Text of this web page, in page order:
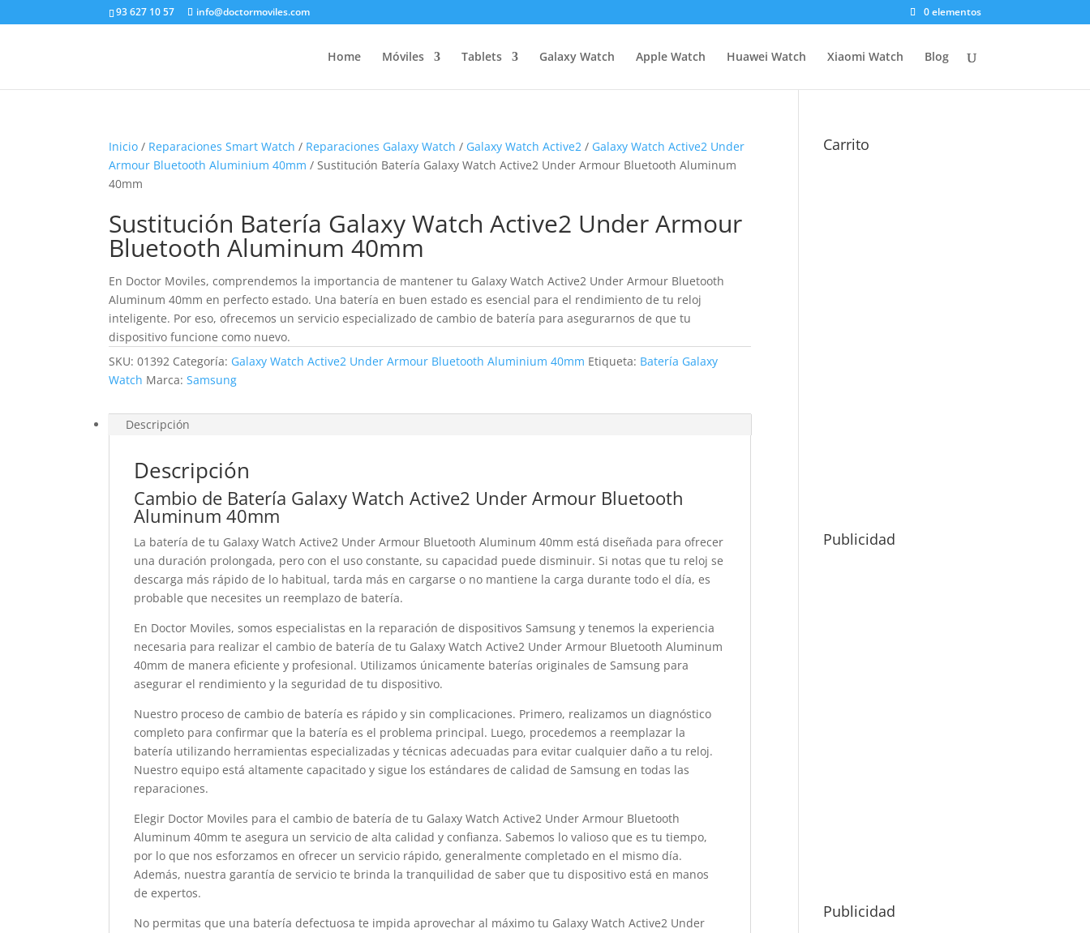
93 627 10 57 info@doctormoviles.com 0 elementos
Home Móviles Tablets Galaxy Watch Apple Watch Huawei Watch Xiaomi Watch Blog
Inicio / Reparaciones Smart Watch / Reparaciones Galaxy Watch / Galaxy Watch Active2 / Galaxy Watch Active2 Under
Armour Bluetooth Aluminium 40mm / Sustitución Batería Galaxy Watch Active2 Under Armour Bluetooth Aluminum
40mm
Sustitución Batería Galaxy Watch Active2 Under Armour
Bluetooth Aluminum 40mm
En Doctor Moviles, comprendemos la importancia de mantener tu Galaxy Watch Active2 Under Armour Bluetooth
Aluminum 40mm en perfecto estado. Una batería en buen estado es esencial para el rendimiento de tu reloj
inteligente. Por eso, ofrecemos un servicio especializado de cambio de batería para asegurarnos de que tu
dispositivo funcione como nuevo.
SKU:01392 Categoría: Galaxy Watch Active2 Under Armour Bluetooth Aluminium 40mm Etiqueta: Batería Galaxy
Watch Marca:Samsung
Descripción
Descripción
Cambio de Batería Galaxy Watch Active2 Under Armour Bluetooth
Aluminum 40mm
La batería de tu Galaxy Watch Active2 Under Armour Bluetooth Aluminum 40mm está diseñada para ofrecer
una duración prolongada, pero con el uso constante, su capacidad puede disminuir. Si notas que tu reloj se
descarga más rápido de lo habitual, tarda más en cargarse o no mantiene la carga durante todo el día, es
probable que necesites un reemplazo de batería.
En Doctor Moviles, somos especialistas en la reparación de dispositivos Samsung y tenemos la experiencia
necesaria para realizar el cambio de batería de tu Galaxy Watch Active2 Under Armour Bluetooth Aluminum
40mm de manera eficiente y profesional. Utilizamos únicamente baterías originales de Samsung para
asegurar el rendimiento y la seguridad de tu dispositivo.
Nuestro proceso de cambio de batería es rápido y sin complicaciones. Primero, realizamos un diagnóstico
completo para confirmar que la batería es el problema principal. Luego, procedemos a reemplazar la
batería utilizando herramientas especializadas y técnicas adecuadas para evitar cualquier daño a tu reloj.
Nuestro equipo está altamente capacitado y sigue los estándares de calidad de Samsung en todas las
reparaciones.
Elegir Doctor Moviles para el cambio de batería de tu Galaxy Watch Active2 Under Armour Bluetooth
Aluminum 40mm te asegura un servicio de alta calidad y confianza. Sabemos lo valioso que es tu tiempo,
por lo que nos esforzamos en ofrecer un servicio rápido, generalmente completado en el mismo día.
Además, nuestra garantía de servicio te brinda la tranquilidad de saber que tu dispositivo está en manos
de expertos.
No permitas que una batería defectuosa te impida aprovechar al máximo tu Galaxy Watch Active2 Under
Carrito
Publicidad
Publicidad